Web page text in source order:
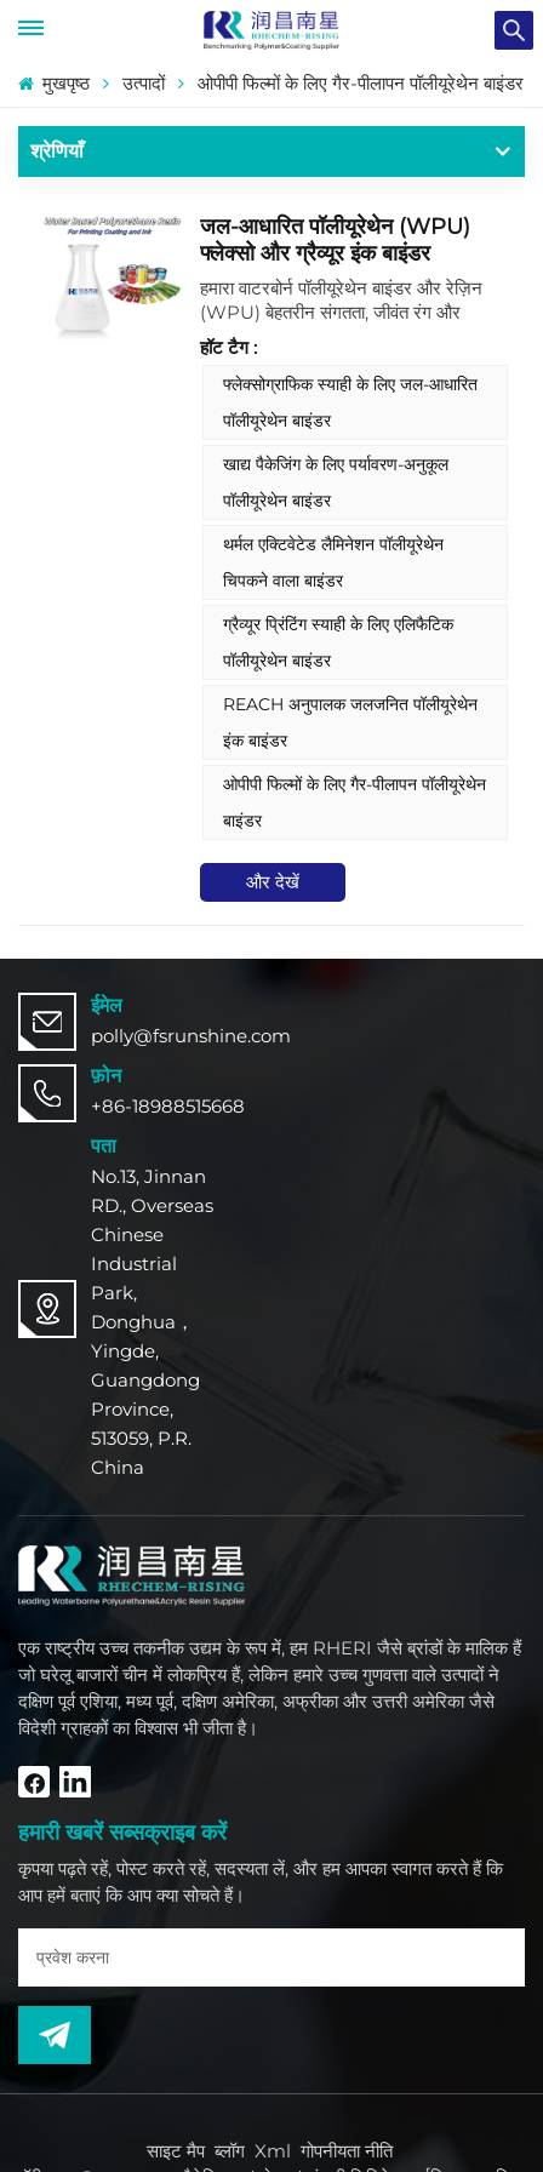
मुखपृष्ठ उत्पादों ओपीपी फिल्मों के लिए गैर-पीलापन पॉलीयूरेथेन बाइंडर
श्रेणियाँ
जल-आधारित पॉलीयूरेथेन (WPU)
फ्लेक्सो और ग्रैव्यूर इंक बाइंडर
हमारा वाटरबोर्न पॉलीयूरेथेन बाइंडर और रेज़िन
(WPU) बेहतरीन संगतता, जीवंत रंग और
टिकाऊ प्रिंट सुनिश्चित करता है। इस अभिनव
समाधान के साथ अपने प्रिंटिंग प्रदर्शन को बेहतर
बनाएँ जो उच्चतम उद्योग मानकों को पूरा करता है।
ग्रेव्योर इंक के लिए हमारे वाटर पिगमेंट-आधारित
डिस्पर्सन के बारे में अधिक जानकारी के लिए हमसे
बेझिझक संपर्क करें।
हॉट टैग :
फ्लेक्सोग्राफिक स्याही के लिए जल-आधारित
पॉलीयूरेथेन बाइंडर
खाद्य पैकेजिंग के लिए पर्यावरण-अनुकूल
पॉलीयूरेथेन बाइंडर
थर्मल एक्टिवेटेड लैमिनेशन पॉलीयूरेथेन
चिपकने वाला बाइंडर
ग्रैव्यूर प्रिंटिंग स्याही के लिए एलिफैटिक
पॉलीयूरेथेन बाइंडर
REACH अनुपालक जलजनित पॉलीयूरेथेन
इंक बाइंडर
ओपीपी फिल्मों के लिए गैर-पीलापन पॉलीयूरेथेन
बाइंडर
और देखें
ईमेल
polly@fsrunshine.com
फ़ोन
+86-18988515668
पता
No.13, Jinnan
RD., Overseas
Chinese
Industrial
Park,
Donghua，
Yingde,
Guangdong
Province,
513059, P.R.
China
एक राष्ट्रीय उच्च तकनीक उद्यम के रूप में, हम RHERI जैसे ब्रांडों के मालिक हैं
जो घरेलू बाजारों चीन में लोकप्रिय हैं, लेकिन हमारे उच्च गुणवत्ता वाले उत्पादों ने
दक्षिण पूर्व एशिया, मध्य पूर्व, दक्षिण अमेरिका, अफ्रीका और उत्तरी अमेरिका जैसे
विदेशी ग्राहकों का विश्वास भी जीता है।
हमारी खबरें सब्सक्राइब करें
कृपया पढ़ते रहें, पोस्ट करते रहें, सदस्यता लें, और हम आपका स्वागत करते हैं कि
आप हमें बताएं कि आप क्या सोचते हैं।
साइट मैप ब्लॉग Xml गोपनीयता नीति